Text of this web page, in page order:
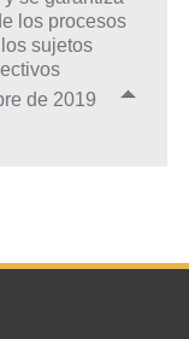
los procesos
sujetos
de 2019